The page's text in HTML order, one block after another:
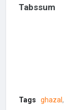
Tabssum
Tags ghazal